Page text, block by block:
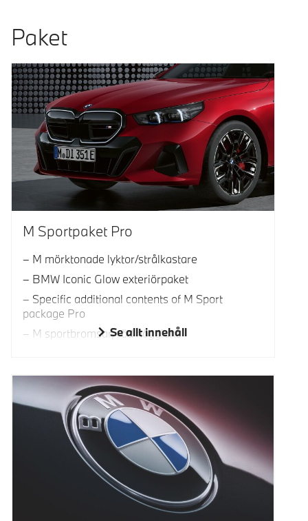
Paket
M Sportpaket Pro
M mörktonade lyktor/strålkastare
BMW Iconic Glow exteriörpaket
Specific additional contents of M Sport
package Pro
M sportbromsar, röd högglans
Se allt innehåll